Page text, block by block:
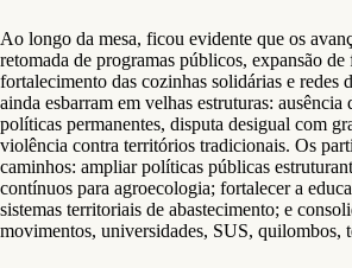
Ao longo da mesa, ficou evidente que os
retomada de programas públicos, expansão de
fortalecimento das cozinhas solidárias e redes
ainda esbarram em velhas estruturas:
políticas permanentes, disputa desigual com
violência contra territórios tradicionais. Os
caminhos: ampliar políticas públicas
contínuos para agroecologia; fortalecer a
sistemas territoriais de abastecimento; e
movimentos, universidades, SUS, quilombos,